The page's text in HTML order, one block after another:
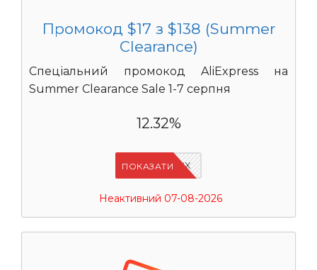
Промокод $17 з $138 (Summer
Clearance)
Спеціальний промокод AliExpress на
Summer Clearance Sale 1-7 серпня
12.32%
IFPAURWX
ПОКАЗАТИ
Неактивний 07-08-2026